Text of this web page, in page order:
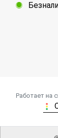
Работает на